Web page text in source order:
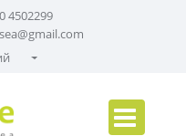
4502299